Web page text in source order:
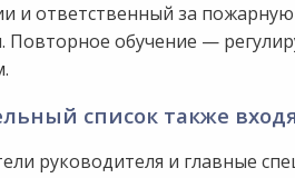
и ответственный за
Повторное обучение —
список также
руководителя и главные